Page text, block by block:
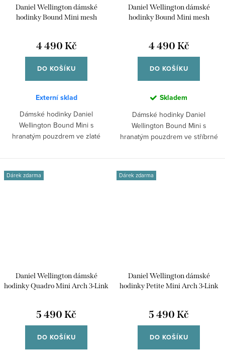
Daniel Wellington dámské
hodinky Bound Mini mesh
4 490 Kč
DO KOŠÍKU
Externí sklad
Dámské hodinky Daniel
Wellington Bound Mini s
hranatým pouzdrem ve zlaté
Daniel Wellington dámské
hodinky Bound Mini mesh
4 490 Kč
DO KOŠÍKU
Skladem
Dámské hodinky Daniel
Wellington Bound Mini s
hranatým pouzdrem ve stříbrné
Dárek zdarma
Daniel Wellington dámské
hodinky Quadro Mini Arch 3-Link
5 490 Kč
DO KOŠÍKU
Dárek zdarma
Daniel Wellington dámské
hodinky Petite Mini Arch 3-Link
5 490 Kč
DO KOŠÍKU